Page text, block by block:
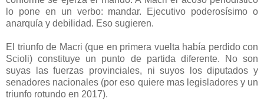
lo pone en un verbo: mandar. Ejecutivo poderosísimo o
anarquía y debilidad. Eso sugieren.
El triunfo de Macri (que en primera vuelta había perdido con
Scioli) constituye un punto de partida diferente. No son
suyas las fuerzas provinciales, ni suyos los diputados y
senadores nacionales (por eso quiere mas legisladores y un
triunfo rotundo en 2017).